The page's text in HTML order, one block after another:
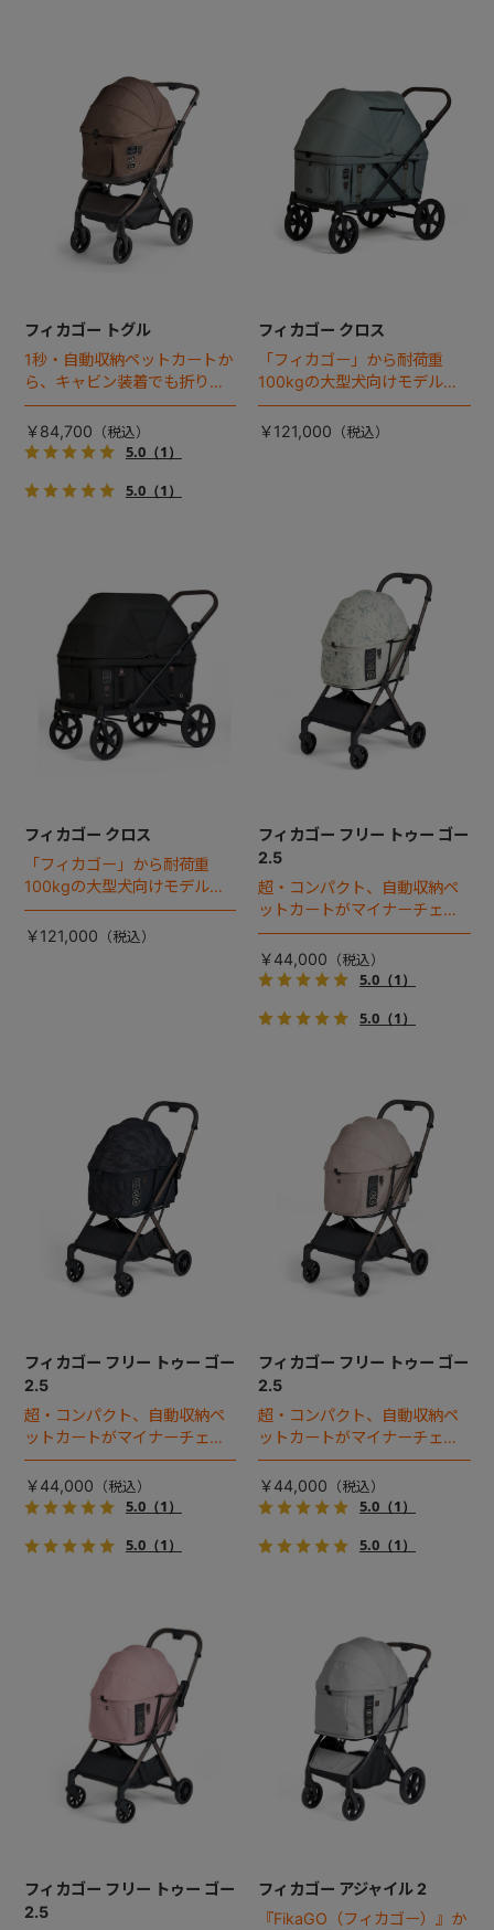
フィカゴー トグル
1秒・自動収納ペットカートか
ら、キャビン装着でも折りた
ためるモデルが登場！
￥84,700
5.0（1）
5.0（1）
フィカゴー クロス
「フィカゴー」から耐荷重
100kgの大型犬向けモデルが
登場。
￥121,000
フィカゴー クロス
「フィカゴー」から耐荷重
100kgの大型犬向けモデルが
登場。
￥121,000
フィカゴー フリー トゥー ゴー
2.5
超・コンパクト、自動収納ペ
ットカートがマイナーチェン
ジ！
￥44,000
5.0（1）
5.0（1）
フィカゴー フリー トゥー ゴー
2.5
超・コンパクト、自動収納ペ
ットカートがマイナーチェン
ジ！
￥44,000
5.0（1）
5.0（1）
フィカゴー フリー トゥー ゴー
2.5
超・コンパクト、自動収納ペ
ットカートがマイナーチェン
ジ！
￥44,000
5.0（1）
5.0（1）
フィカゴー フリー トゥー ゴー
2.5
フィカゴー アジャイル 2
『FikaGO（フィカゴー）』か